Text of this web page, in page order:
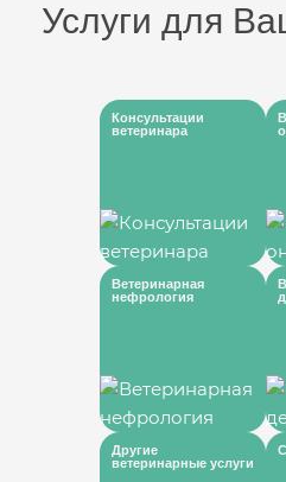
Услуги для
Консультации
ветеринара
Ветеринарная
нефрология
Другие
ветеринарные услуги